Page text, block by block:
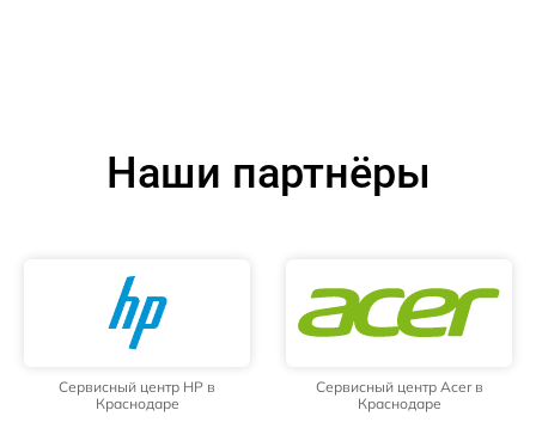
Наши партнёры
Сервисный центр HP в
Краснодаре
Сервисный центр Acer в
Краснодаре